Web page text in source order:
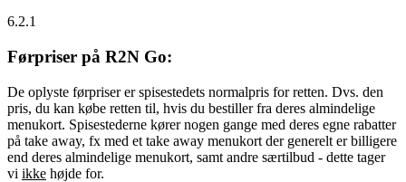
6.2.1
Førpriser på R2N Go:
De oplyste førpriser er spisestedets normalpris for retten. Dvs. den
pris, du kan købe retten til, hvis du bestiller fra deres almindelige
menukort. Spisestederne kører nogen gange med deres egne rabatter
på take away, fx med et take away menukort der generelt er billigere
end deres almindelige menukort, samt andre særtilbud - dette tager
vi ikke højde for.